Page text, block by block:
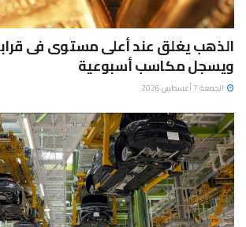
الذهب يغلق عند أعلى مستوى فى
ويسجل مكاسب أسبوعية
الجمعة 7 أغسطس 2026